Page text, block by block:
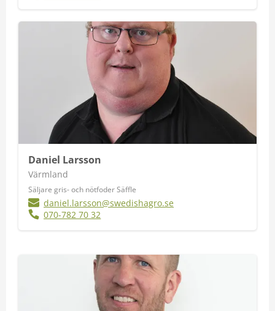
Daniel Larsson
Värmland
Säljare gris- och nötfoder Säffle
daniel.larsson@swedishagro.se
070-782 70 32